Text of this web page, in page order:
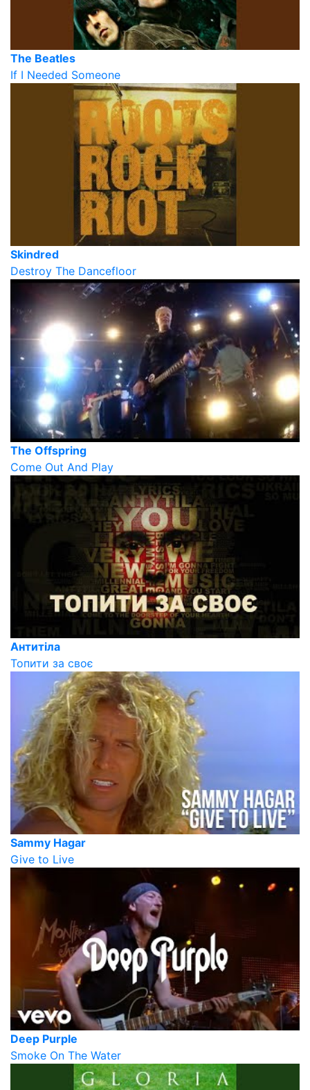
The Beatles
If I Needed Someone
Skindred
Destroy The Dancefloor
The Offspring
Come Out And Play
Антитіла
Топити за своє
Sammy Hagar
Give to Live
Deep Purple
Smoke On The Water